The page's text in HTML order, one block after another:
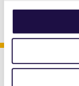
Quiet and